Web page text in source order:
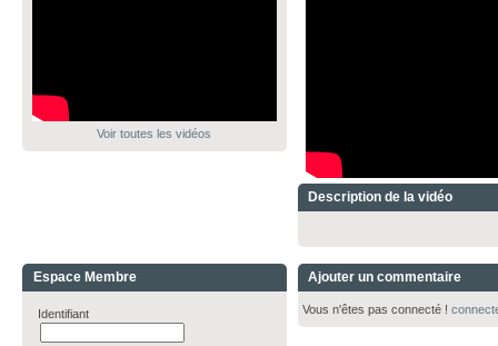
Voir toutes les vidéos
Description de la vidéo
Espace Membre
Identifiant
Ajouter un commentaire
Vous n'êtes pas connecté !